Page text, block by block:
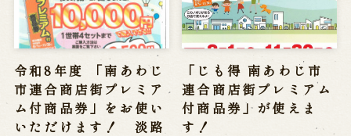
令和8年度 「南あわじ
市連合商店街プレミア
ム付商品券」をお使い
いただけます！ 淡路
「じも得 南あわじ市
連合商店街プレミアム
付商品券」が使えま
す！